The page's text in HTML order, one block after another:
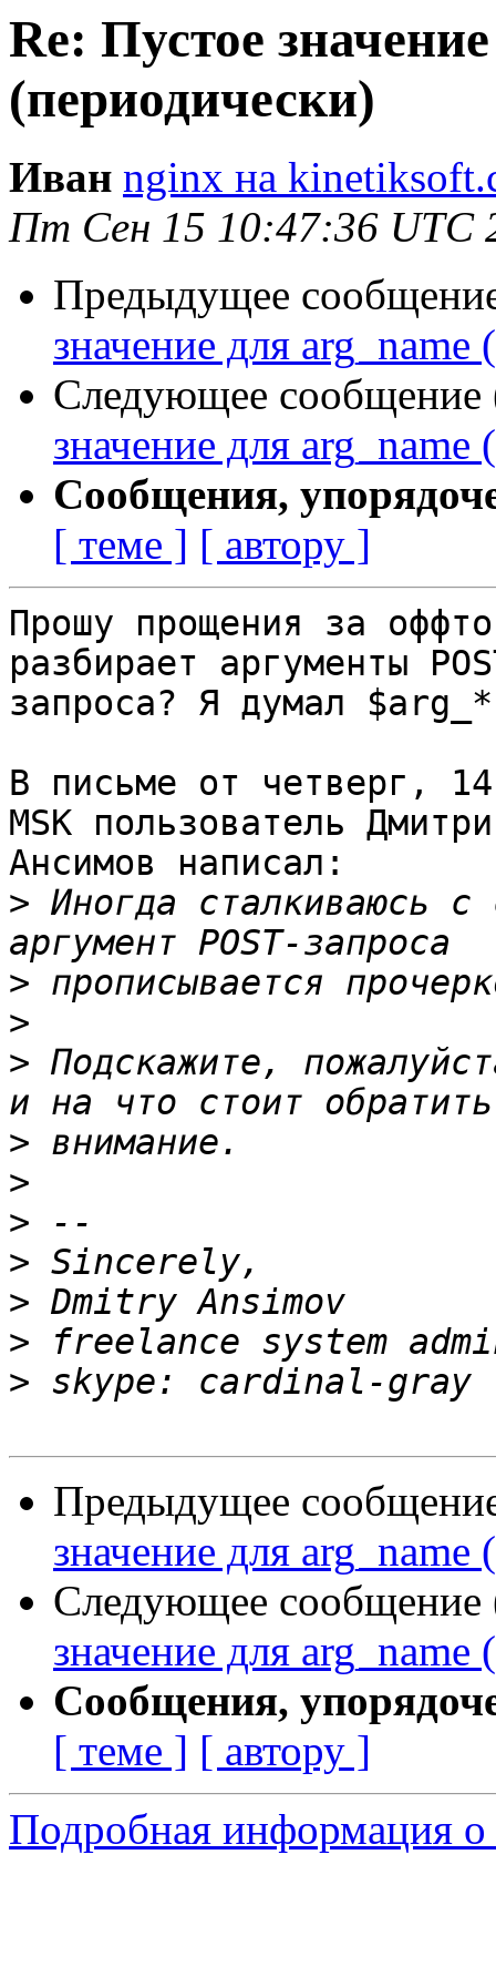
Re: Пустое
(периодически)
Иван nginx на
Пт Сен 15 10:47:36 UTC
Предыдущее
значение для arg_name
Следующее сообщение
значение для arg_name
Сообщения,
[ теме ] [ автору ]
Прошу прощения за
разбирает аргументы
запроса? Я думал
В письме от четверг,
MSK пользователь
Ансимов написал:
> Иногда сталкиваюсь с
>
>
> Подскажите,
>
>
>
>
>
>
>
Предыдущее
значение для arg_name
Следующее сообщение
значение для arg_name
Сообщения,
[ теме ] [ автору ]
Подробная информация